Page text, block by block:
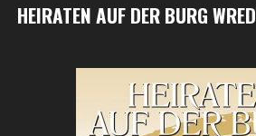
HEIRATEN AUF DER BURG